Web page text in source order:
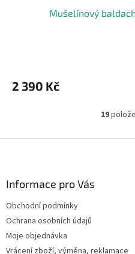
Mušelínový
2 390 Kč
19
Informace pro Vás
Obchodní podmínky
Ochrana osobních údajů
Moje objednávka
Vrácení zboží, výměna, reklamace